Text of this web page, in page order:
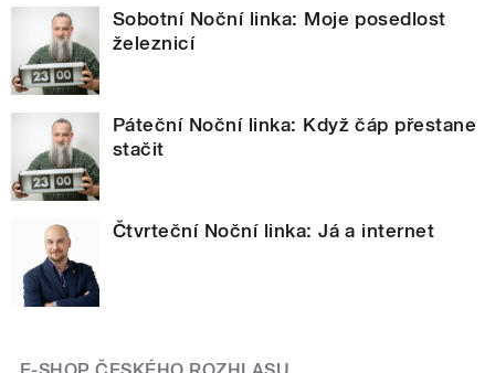
Sobotní Noční linka: Moje posedlost
železnicí
Páteční Noční linka: Když čáp přestane
stačit
Čtvrteční Noční linka: Já a internet